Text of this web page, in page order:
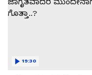
19:30